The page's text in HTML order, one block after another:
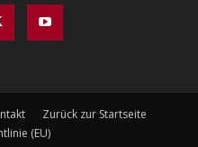
Zurück zur Startseite
(EU)